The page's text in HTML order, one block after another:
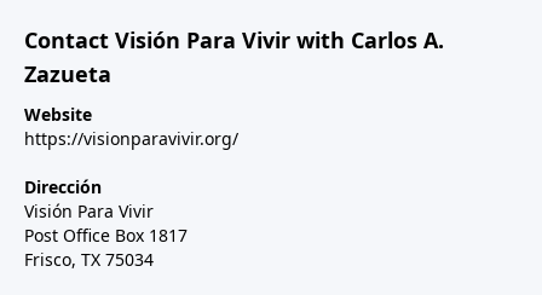
Contact Visión Para Vivir with Carlos A.
Zazueta
Website
https://visionparavivir.org/
Dirección
Visión Para Vivir
Post Office Box 1817
Frisco, TX 75034